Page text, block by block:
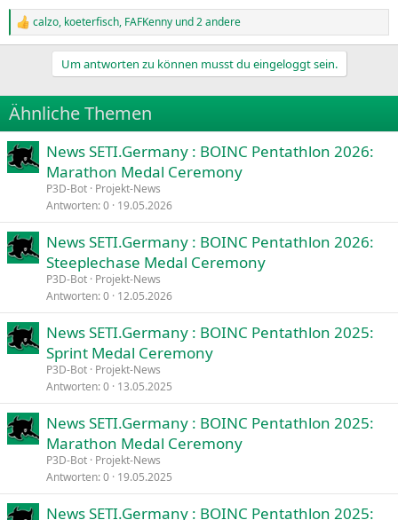
R
e
i
o
e
:
calzo, koeterfisch, FAFKenny und 2 andere
Um antworten zu können musst du eingeloggt sein.
Ähnliche Themen
News SETI.Germany : BOINC Pentathlon 2026:
Marathon Medal Ceremony
P3D-Bot Projekt-News
Antworten 0 19.05.2026
News SETI.Germany : BOINC Pentathlon 2026:
Steeplechase Medal Ceremony
P3D-Bot Projekt-News
Antworten 0 12.05.2026
News SETI.Germany : BOINC Pentathlon 2025:
Sprint Medal Ceremony
P3D-Bot Projekt-News
Antworten 0 13.05.2025
News SETI.Germany : BOINC Pentathlon 2025:
Marathon Medal Ceremony
P3D-Bot Projekt-News
Antworten 0 19.05.2025
News SETI.Germany : BOINC Pentathlon 2025: